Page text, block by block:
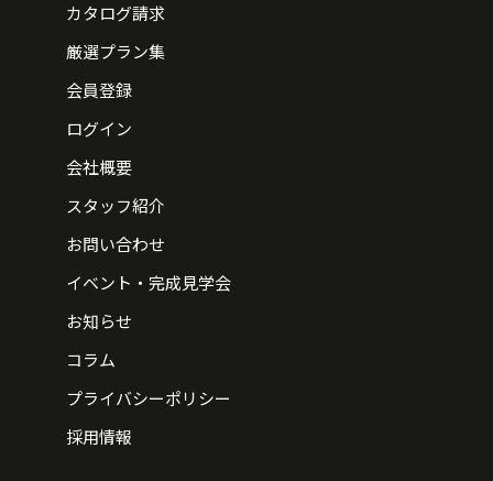
カタログ請求
厳選プラン集
会員登録
ログイン
会社概要
スタッフ紹介
お問い合わせ
イベント・完成見学会
お知らせ
コラム
プライバシーポリシー
採用情報